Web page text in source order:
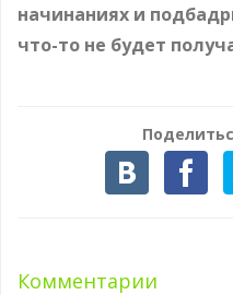
начинаниях и
что-то не будет
Комментарии